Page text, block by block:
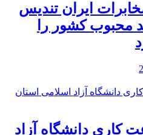
ایران تندیس
محبوب کشور را
کاری دانشگاه آزاد